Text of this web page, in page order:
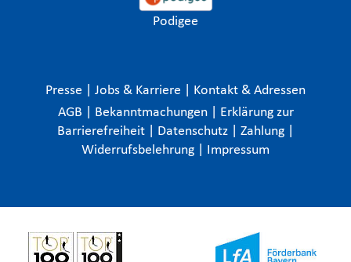
Podigee
Presse Jobs & Karriere
Kontakt & Adressen
AGB
Bekanntmachungen
Erklärung zur
Barrierefreiheit
Datenschutz Zahlung
Widerrufsbelehrung
Impressum